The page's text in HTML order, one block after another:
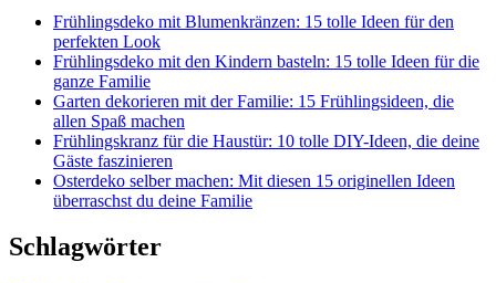
Frühlingsdeko mit Blumenkränzen: 15 tolle Ideen für den
perfekten Look
Frühlingsdeko mit den Kindern basteln: 15 tolle Ideen für die
ganze Familie
Garten dekorieren mit der Familie: 15 Frühlingsideen, die
allen Spaß machen
Frühlingskranz für die Haustür: 10 tolle DIY-Ideen, die deine
Gäste faszinieren
Osterdeko selber machen: Mit diesen 15 originellen Ideen
überraschst du deine Familie
Schlagwörter